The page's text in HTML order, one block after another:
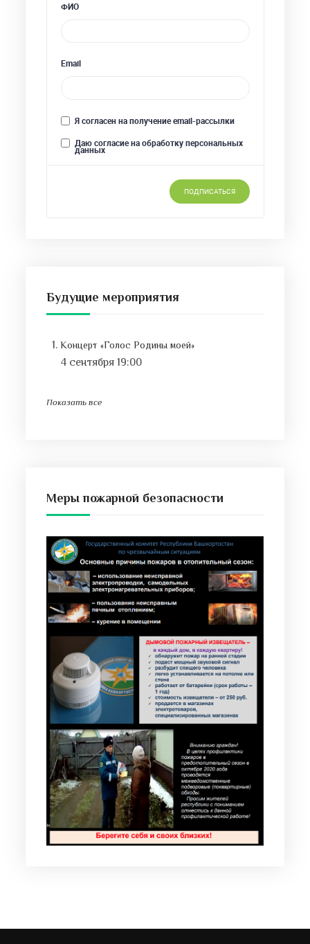
Будущие мероприятия
Концерт «Голос Родины моей»
4 сентября 19:00
Показать все
Меры пожарной безопасности